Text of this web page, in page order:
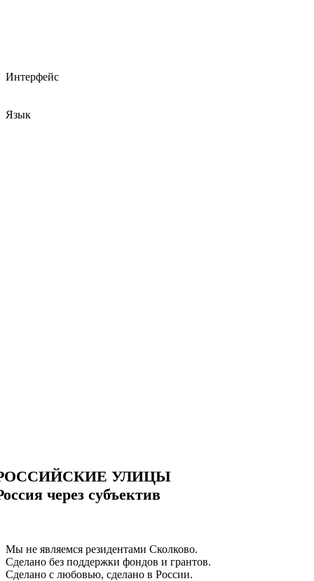
Интерфейс
Язык
УЛИЦЫ
через субъектив
Мы не являемся резидентами Сколково.
Сделано без поддержки фондов и грантов.
Сделано с любовью, сделано в России.